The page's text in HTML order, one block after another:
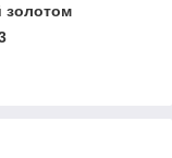
золотом